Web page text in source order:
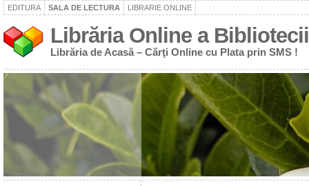
EDITURA SALA DE LECTURA LIBRARIE ONLINE
Librăria Online a
Librăria de Acasă – Cărţi Online cu Plata prin SMS !